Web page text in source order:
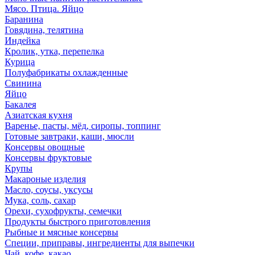
Мясо. Птица. Яйцо
Баранина
Говядина, телятина
Индейка
Кролик, утка, перепелка
Курица
Полуфабрикаты охлажденные
Свинина
Яйцо
Бакалея
Азиатская кухня
Варенье, пасты, мёд, сиропы, топпинг
Готовые завтраки, каши, мюсли
Консервы овощные
Консервы фруктовые
Крупы
Макароные изделия
Масло, соусы, уксусы
Мука, соль, сахар
Орехи, сухофрукты, семечки
Продукты быстрого приготовления
Рыбные и мясные консервы
Специи, приправы, ингредиенты для выпечки